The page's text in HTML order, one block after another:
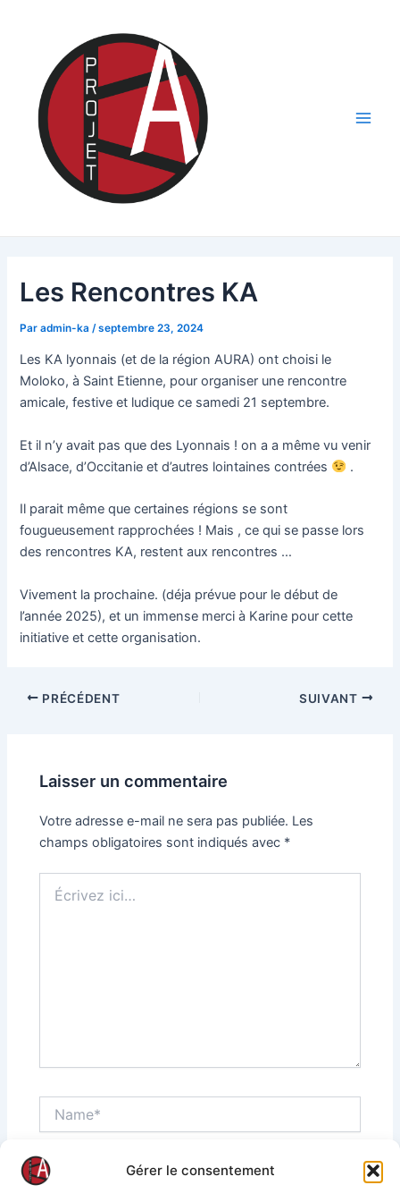
Gérer le consentement
Les Rencontres KA
Paradmin-ka/septembre 23, 2024
Les KA lyonnais (et de la région AURA) ont choisi le
Moloko, à Saint Etienne, pour organiser une rencontre
amicale, festive et ludique ce samedi 21 septembre.
Et il n’y avait pas que des Lyonnais ! on a a même vu venir
d’Alsace, d’Occitanie et d’autres lointaines contrées
.
Il parait même que certaines régions se sont
fougueusement rapprochées ! Mais , ce qui se passe lors
des rencontres KA, restent aux rencontres …
Vivement la prochaine. (déja prévue pour le début de
l’année 2025), et un immense merci à Karine pour cette
initiative et cette organisation.
NavigationPRÉCÉDENT SUIVANT
Laisser un commentaire
Votre adresse e-mail ne sera pas publiée. Les
champs obligatoires sont indiqués avec *
ici…
Email*